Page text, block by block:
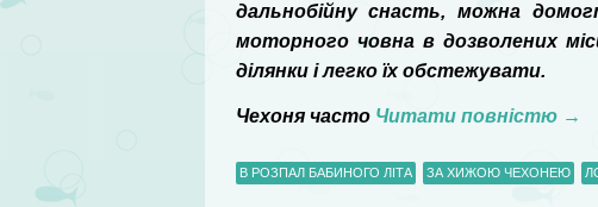
дальнобійну снасть, можна
моторного човна в дозволених
ділянки і легко їх обстежувати.
Чехоня часто Читати повністю →
В РОЗПАЛ БАБИНОГО ЛІТА ЗА ХИЖОЮ ЧЕХОНЕЮ